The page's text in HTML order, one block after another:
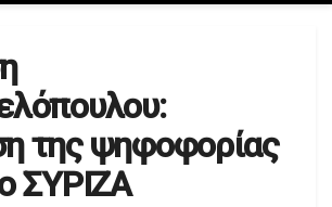
της ψηφοφορίας
ΣΥΡΙΖΑ